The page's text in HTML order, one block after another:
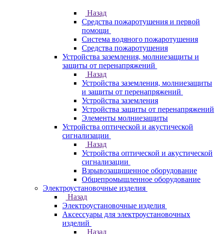
Назад
Средства пожаротушения и первой
помощи
Система водяного пожаротушения
Средства пожаротушения
Устройства заземления, молниезащиты и
защиты от перенапряжений
Назад
Устройства заземления, молниезащиты
и защиты от перенапряжений
Устройства заземления
Устройства защиты от перенапряжений
Элементы молниезащиты
Устройства оптической и акустической
сигнализации
Назад
Устройства оптической и акустической
сигнализации
Взрывозащищенное оборудование
Общепромышленное оборудование
Электроустановочные изделия
Назад
Электроустановочные изделия
Аксессуары для электроустановочных
изделий
Назад